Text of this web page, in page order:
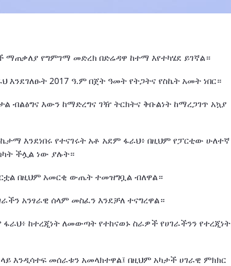
ማጠቃለያ የግምገማ መድረክ በድሬዳዋ ከተማ እየተካሄደ ይገኛል።
2017 ዓ.ም በጀት ዓመት የትጋትና የስኬት አመት ነበር።
ብልፅግና እውን ከማድረግና ገዥ ትርክትና ቅቡልነት ከማረጋገጥ አኳያ
እንደነበሩ የተናገሩት አቶ አደም ፋራህ፥ በዚህም የፓርቲው ሁለተኛ
ችሏል ነው ያሉት።
በዚህም አመርቂ ውጤት ተመዝግቧል ብለዋል።
አንፃራዊ ሰላም መስፈን እንደቻለ ተናግረዋል።
ከተረጂነት ለመውጣት የተከናወኑ ስራዎች የሀገራችንን የተረጂነት
እንዲሳተፍ መሰራቱን አመላክተዋል፤ በዚህም አካታች ሀገራዊ ምክክር